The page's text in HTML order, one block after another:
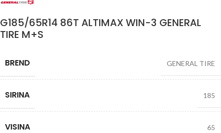
G185/65R14 86T ALTIMAX WIN-3 GENERAL
TIRE M+S
BREND GENERAL TIRE
SIRINA 185
VISINA 65